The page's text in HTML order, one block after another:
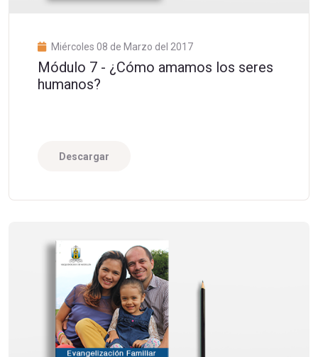
Miércoles 08 de Marzo del 2017
Módulo 7 - ¿Cómo amamos los seres
humanos?
Descargar